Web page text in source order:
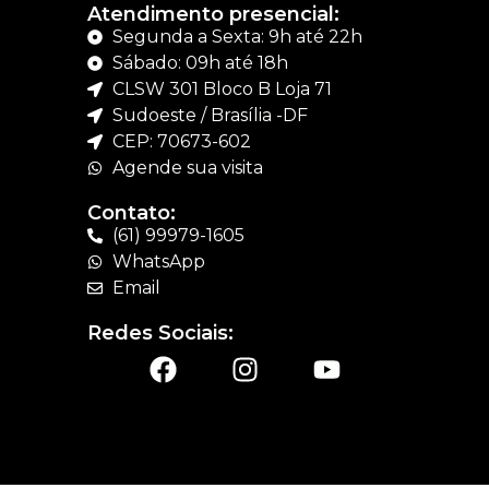
Atendimento presencial:
Segunda a Sexta: 9h até 22h
Sábado: 09h até 18h
CLSW 301 Bloco B Loja 71
Sudoeste / Brasília -DF
CEP: 70673-602
Agende sua visita
Contato:
(61) 99979-1605
WhatsApp
Email
Redes Sociais: